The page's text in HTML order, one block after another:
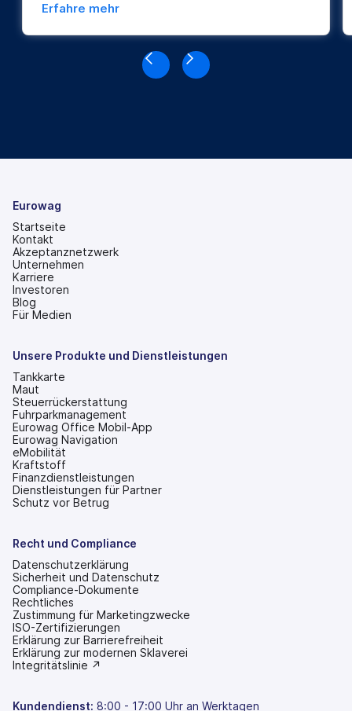
Erfahre mehr
Eurowag
Startseite
Kontakt
Akzeptanznetzwerk
Unternehmen
Karriere
Investoren
(wird
in
Tab
Blog
Für Medien
Unsere Produkte und Dienstleistungen
Tankkarte
Maut
Steuerrückerstattung
Fuhrparkmanagement
Eurowag Office Mobil-App
Eurowag Navigation
eMobilität
Kraftstoff
Finanzdienstleistungen
Dienstleistungen für Partner
Schutz vor Betrug
Recht und Compliance
Datenschutzerklärung
Sicherheit und Datenschutz
Compliance-Dokumente
Rechtliches
Zustimmung für Marketingzwecke
ISO-Zertifizierungen
Erklärung zur Barrierefreiheit
(wird
in
Tab
Erklärung zur modernen Sklaverei
(wird
neuen
Integritätslinie ↗
Kundendienst: 8:00 - 17:00 Uhr an Werktagen